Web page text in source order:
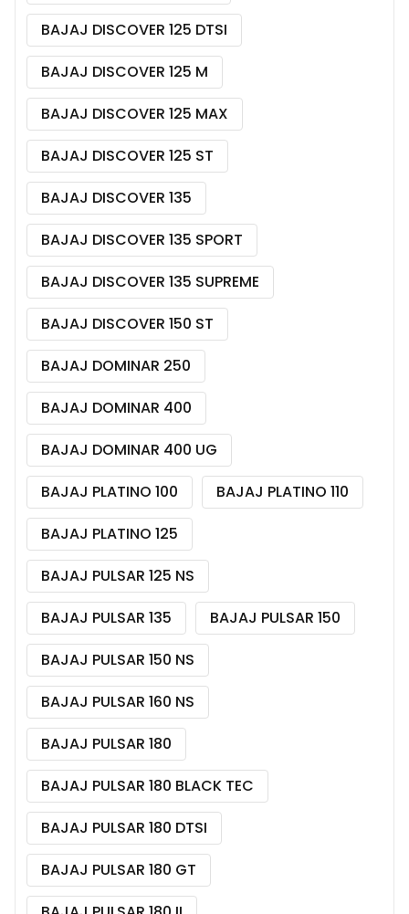
BAJAJ DISCOVER 125 DTSI
BAJAJ DISCOVER 125 M
BAJAJ DISCOVER 125 MAX
BAJAJ DISCOVER 125 ST
BAJAJ DISCOVER 135
BAJAJ DISCOVER 135 SPORT
BAJAJ DISCOVER 135 SUPREME
BAJAJ DISCOVER 150 ST
BAJAJ DOMINAR 250
BAJAJ DOMINAR 400
BAJAJ DOMINAR 400 UG
BAJAJ PLATINO 100
BAJAJ PLATINO 110
BAJAJ PLATINO 125
BAJAJ PULSAR 125 NS
BAJAJ PULSAR 135
BAJAJ PULSAR 150
BAJAJ PULSAR 150 NS
BAJAJ PULSAR 160 NS
BAJAJ PULSAR 180
BAJAJ PULSAR 180 BLACK TEC
BAJAJ PULSAR 180 DTSI
BAJAJ PULSAR 180 GT